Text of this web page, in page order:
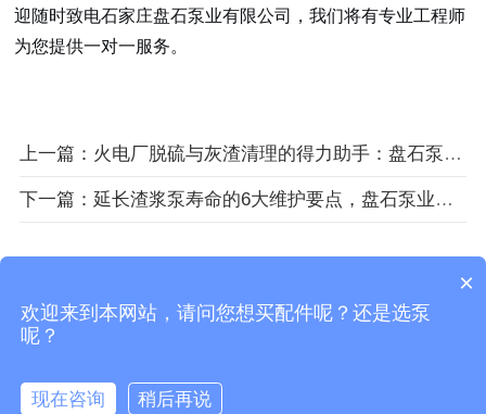
迎随时致电石家庄盘石泵业有限公司，我们将有专业工程师
为您提供一对一服务。
上一篇：火电厂脱硫与灰渣清理的得力助手：盘石泵业系列重型渣浆泵技术优势详解
下一篇：延长渣浆泵寿命的6大维护要点，盘石泵业实操指南
Copyright © 2018-2026 石家庄盘石泵业有限公司 版权所
有
×
欢迎来到本网站，请问您想买配件呢？还是选泵
呢？
现在咨询 稍后再说